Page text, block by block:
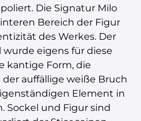
Die Signatur Milo
Bereich der Figur
des Werkes. Der
wurde eigens für diese
kantige Form, die
auffällige weiße Bruch
Element in
Sockel und Figur sind